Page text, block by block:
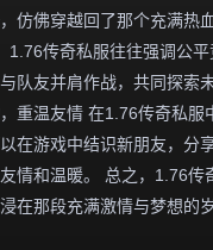
仿佛穿越回了那个充满热
传奇私服往往强调公平
队友并肩作战，共同探索
重温友情 在1.76传奇私服
在游戏中结识新朋友，分
和温暖。 总之，1.76传
在那段充满激情与梦想的